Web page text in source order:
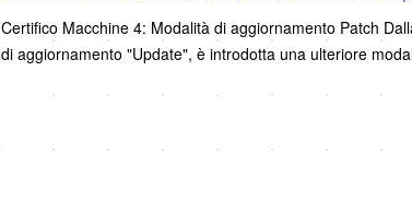
Certifico Macchine 4: Modalità di aggiornamento Patch
di aggiornamento "Update", è introdotta una ulteriore